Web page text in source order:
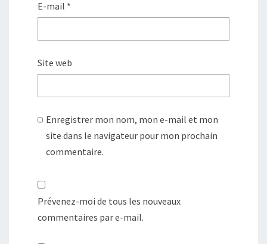
E-mail *
Site web
Enregistrer mon nom, mon e-mail et mon
site dans le navigateur pour mon prochain
commentaire.
Prévenez-moi de tous les nouveaux
commentaires par e-mail.